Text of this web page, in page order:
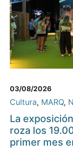
03/08/2026
Cultura, MARQ,
La
roza los
primer mes